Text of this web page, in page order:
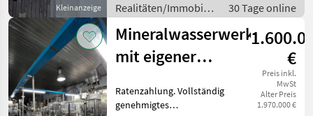
Kleinanzeige
Realitäten/Immobilien
/ Sonstige
Immobilien
30 Tage online
Mineralwasserwerk
mit eigener
verkaufen,
€
Preis inkl.
MwSt
Alter Preis
1.970.000 €
Ratenzahlung. Vollständig
genehmigtes